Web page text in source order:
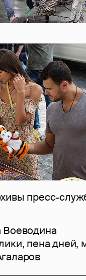
пресс-
Воеводина
, пена дней,